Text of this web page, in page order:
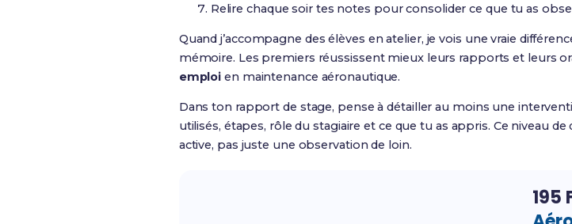
Relire chaque soir tes notes pour consolider ce que tu as
Quand j’accompagne des élèves en atelier, je vois une vraie
mémoire. Les premiers réussissent mieux leurs rapports et leurs
emploi en maintenance aéronautique.
Dans ton rapport de stage, pense à détailler au moins une
utilisés, étapes, rôle du stagiaire et ce que tu as appris. Ce niveau
active, pas juste une observation de loin.
195